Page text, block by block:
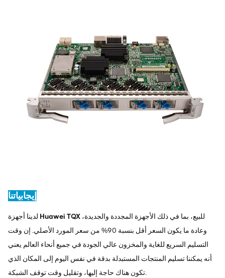
إيجابياتنا
Huawei TQX
وعادة ما يكون السعر أقل بنسبة 90% من سعر المورد الأصلي. إن وقت
التسليم السريع للغاية والمخزون عالي الجودة في جميع أنحاء العالم يعني
أنه يمكننا تسليم المنتجات المستبدلة بدقة في نفس اليوم إلى المكان الذي
تكون هناك حاجة إليها، وتقليل وقت توقف الشبكة.